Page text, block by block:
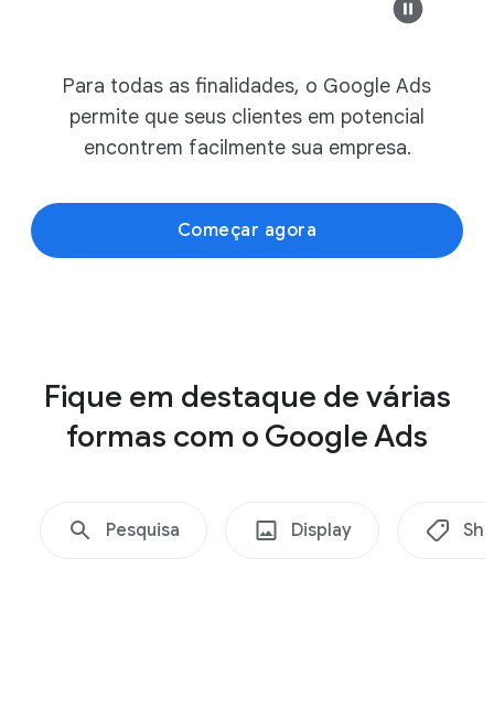
Liquida
Confira as
Shopping
Safesure Bank
exemplosdenegocios.
com.br
Sofás modernos
Móveis modernos
Para todas as finalidades, o Google Ads
permite que seus clientes em potencial
encontrem facilmente sua empresa.
Começar agora
Fique em destaque de várias
formas com o Google Ads
Pesquisa Display